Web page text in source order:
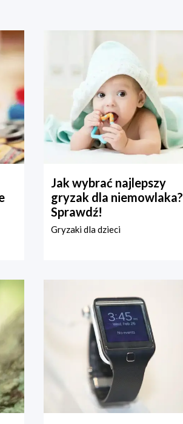
Jak wybrać najlepszy
gryzak dla niemowlaka?
Sprawdź!
Gryzaki dla dzieci